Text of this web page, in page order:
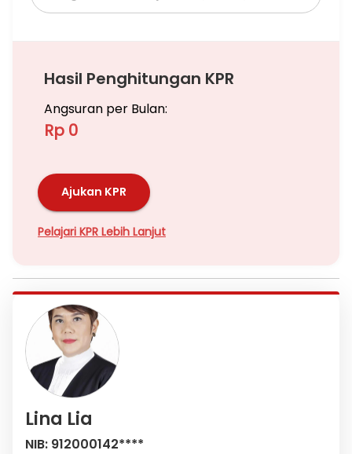
Hasil Penghitungan KPR
Angsuran per Bulan:
Rp 0
Ajukan KPR
Pelajari KPR Lebih Lanjut
Lina Lia
NIB: 912000142****